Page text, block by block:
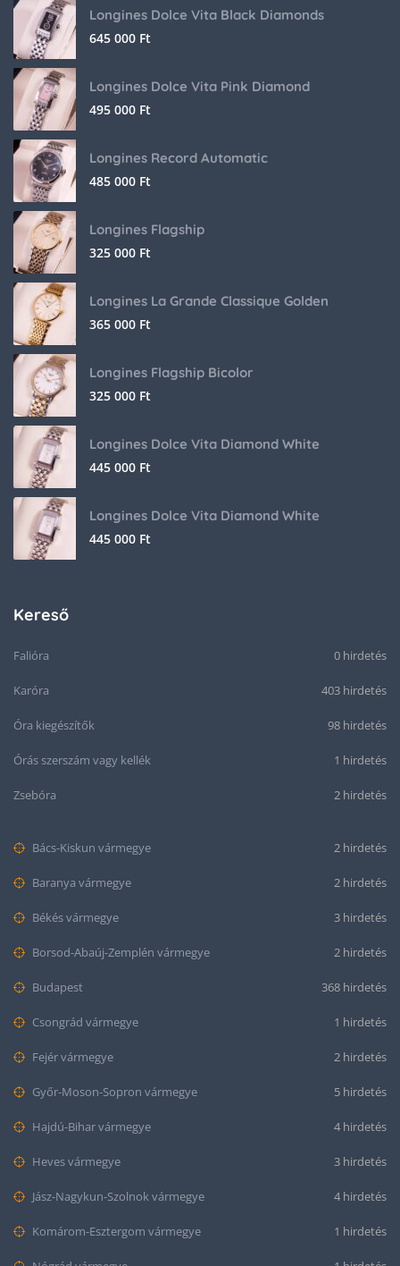
Longines Dolce Vita Black Diamonds
645 000 Ft
Longines Dolce Vita Pink Diamond
495 000 Ft
Longines Record Automatic
485 000 Ft
Longines Flagship
325 000 Ft
Longines La Grande Classique Golden
365 000 Ft
Longines Flagship Bicolor
325 000 Ft
Longines Dolce Vita Diamond White
445 000 Ft
Longines Dolce Vita Diamond White
445 000 Ft
Kereső
Falióra 0 hirdetés
Karóra 403 hirdetés
Óra kiegészítők 98 hirdetés
Órás szerszám vagy kellék 1 hirdetés
Zsebóra 2 hirdetés
Bács-Kiskun vármegye 2 hirdetés
Baranya vármegye 2 hirdetés
Békés vármegye 3 hirdetés
Borsod-Abaúj-Zemplén vármegye 2 hirdetés
Budapest 368 hirdetés
Csongrád vármegye 1 hirdetés
Fejér vármegye 2 hirdetés
Győr-Moson-Sopron vármegye 5 hirdetés
Hajdú-Bihar vármegye 4 hirdetés
Heves vármegye 3 hirdetés
Jász-Nagykun-Szolnok vármegye 4 hirdetés
Komárom-Esztergom vármegye 1 hirdetés